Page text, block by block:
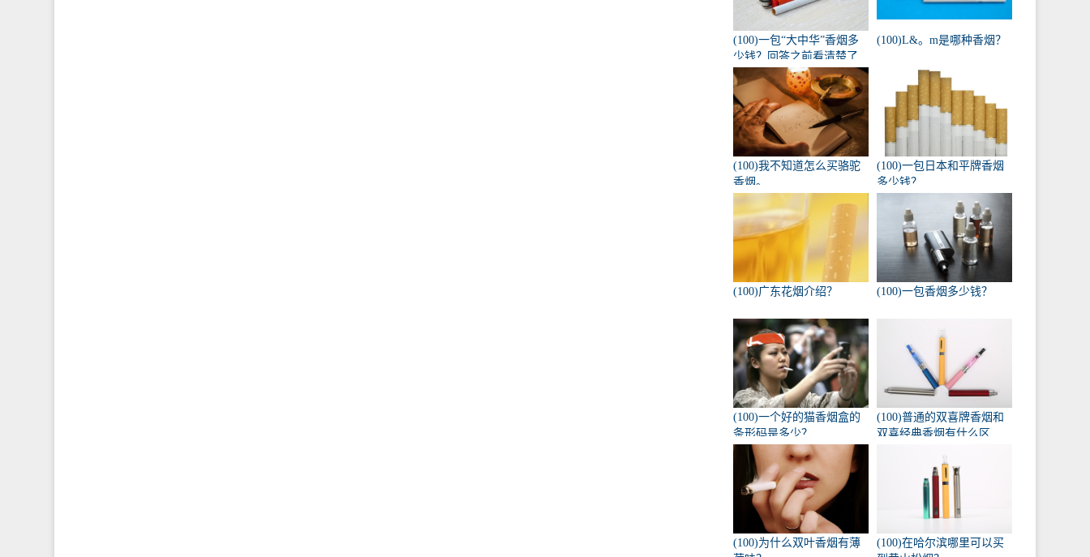
(100)一包“大中华”香烟多
少钱？回答之前看清楚了
吗？
(100)L&。m是哪种香烟？
(100)我不知道怎么买骆驼
香烟。
(100)一包日本和平牌香烟
多少钱？
(100)广东花烟介绍？ (100)一包香烟多少钱？
(100)一个好的猫香烟盒的
条形码是多少？
(100)普通的双喜牌香烟和
双喜经典香烟有什么区
(100)为什么双叶香烟有薄
(100)在哈尔滨哪里可以买